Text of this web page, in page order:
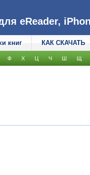
eReader,
книг КАК СКАЧАТЬ
Ф Х Ц Ч Ш Щ